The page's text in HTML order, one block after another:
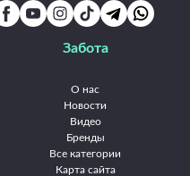
Забота
О нас
Новости
Видео
Бренды
Все категории
Карта сайта